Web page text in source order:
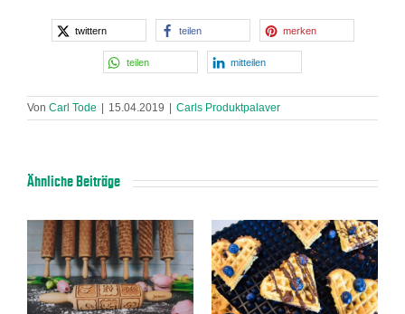
twittern teilen merken
teilen mitteilen
Von Carl Tode 15.04.2019 Carls Produktpalaver
Ähnliche Beiträge